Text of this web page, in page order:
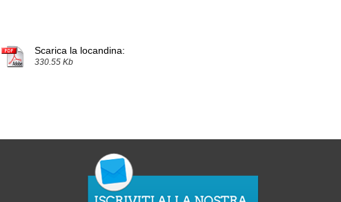
Scarica la locandina:
330.55 Kb